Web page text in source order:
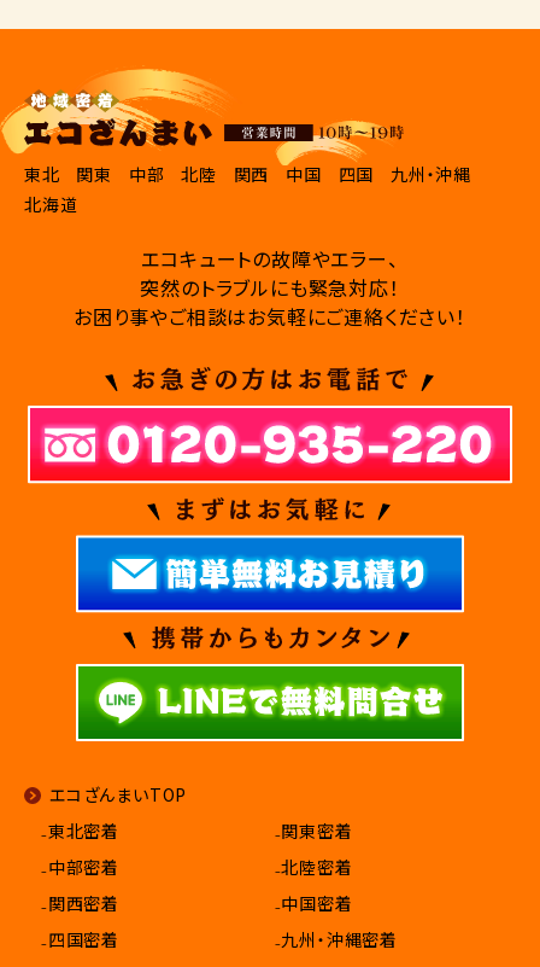
東北 関東 中部 北陸 関西 中国 四国
九州・沖縄
北海道
エコキュートの故障やエラー、
突然のトラブルにも緊急対応！
お困り事やご相談はお気軽にご連絡ください！
エコざんまいTOP
₋東北密着
₋関東密着
₋中部密着
₋北陸密着
₋関西密着
₋中国密着
₋四国密着
₋九州・沖縄密着